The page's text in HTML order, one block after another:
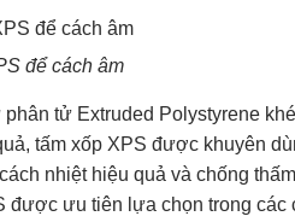
để cách âm
tử Extruded Polystyrene
tấm xốp XPS được khuyên
nhiệt hiệu quả và chống
được ưu tiên lựa chọn trong các